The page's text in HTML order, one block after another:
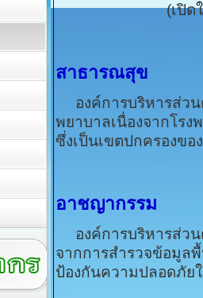
(เปิดให้บริการ
สาธารณสุข
องค์การบริหารส่วน
พยาบาลเนื่องจากโร
ซึ่งเป็นเขตปกครองข
อาชญากรรม
องค์การบริหารส่วน
จากการสำรวจข้อมูล
ป้องกันความปลอดภัย